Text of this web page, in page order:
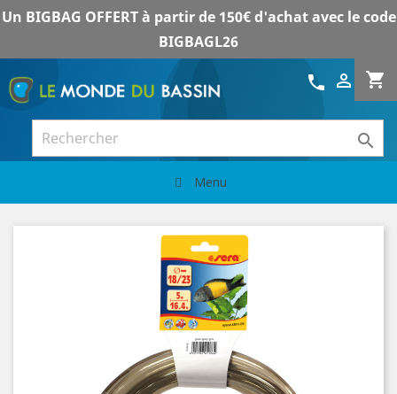
Un BIGBAG OFFERT à partir de 150€ d'achat avec le code
BIGBAGL26
shopping_cart

call

Menu